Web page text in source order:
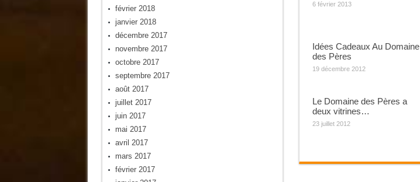
6 février 2013
Idées Cadeaux Au Domaine
des Pères
19 décembre 2012
Le Domaine des Pères a
deux vitrines…
23 juillet 2012
février 2018
janvier 2018
décembre 2017
novembre 2017
octobre 2017
septembre 2017
août 2017
juillet 2017
juin 2017
mai 2017
avril 2017
mars 2017
février 2017